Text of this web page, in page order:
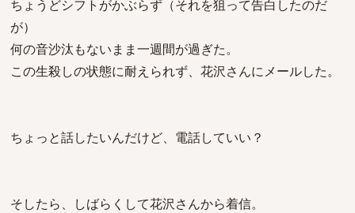
ちょうどシフトがかぶらず（それを狙って告白したのだ
が）
何の音沙汰もないまま一週間が過ぎた。
この生殺しの状態に耐えられず、花沢さんにメールした。
ちょっと話したいんだけど、電話していい？
そしたら、しばらくして花沢さんから着信。